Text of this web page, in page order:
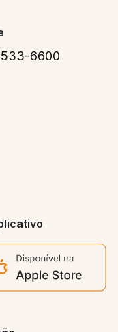
6600